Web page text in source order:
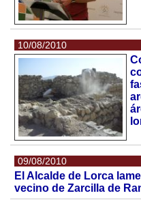
10/08/2010
09/08/2010
El Alcalde de Lorca
vecino de Zarcilla de